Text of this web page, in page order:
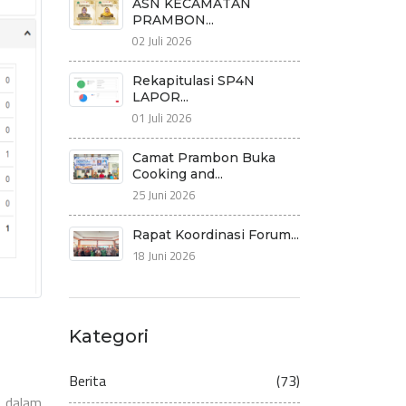
ASN KECAMATAN
PRAMBON...
02 Juli 2026
Rekapitulasi SP4N
LAPOR...
01 Juli 2026
Camat Prambon Buka
Cooking and...
25 Juni 2026
Rapat Koordinasi Forum...
18 Juni 2026
Kategori
Berita (73)